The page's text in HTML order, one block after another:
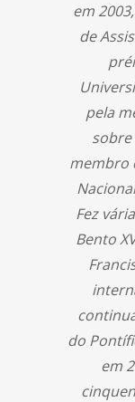
em
de
pela
sobre
membro
Fez
Bento
do
em